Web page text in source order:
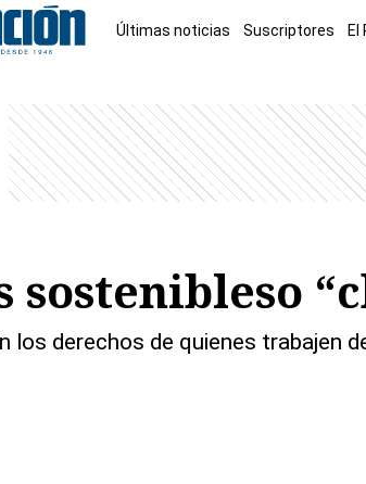
Últimas noticias Suscriptores El
sostenibleso
los derechos de quienes trabajen